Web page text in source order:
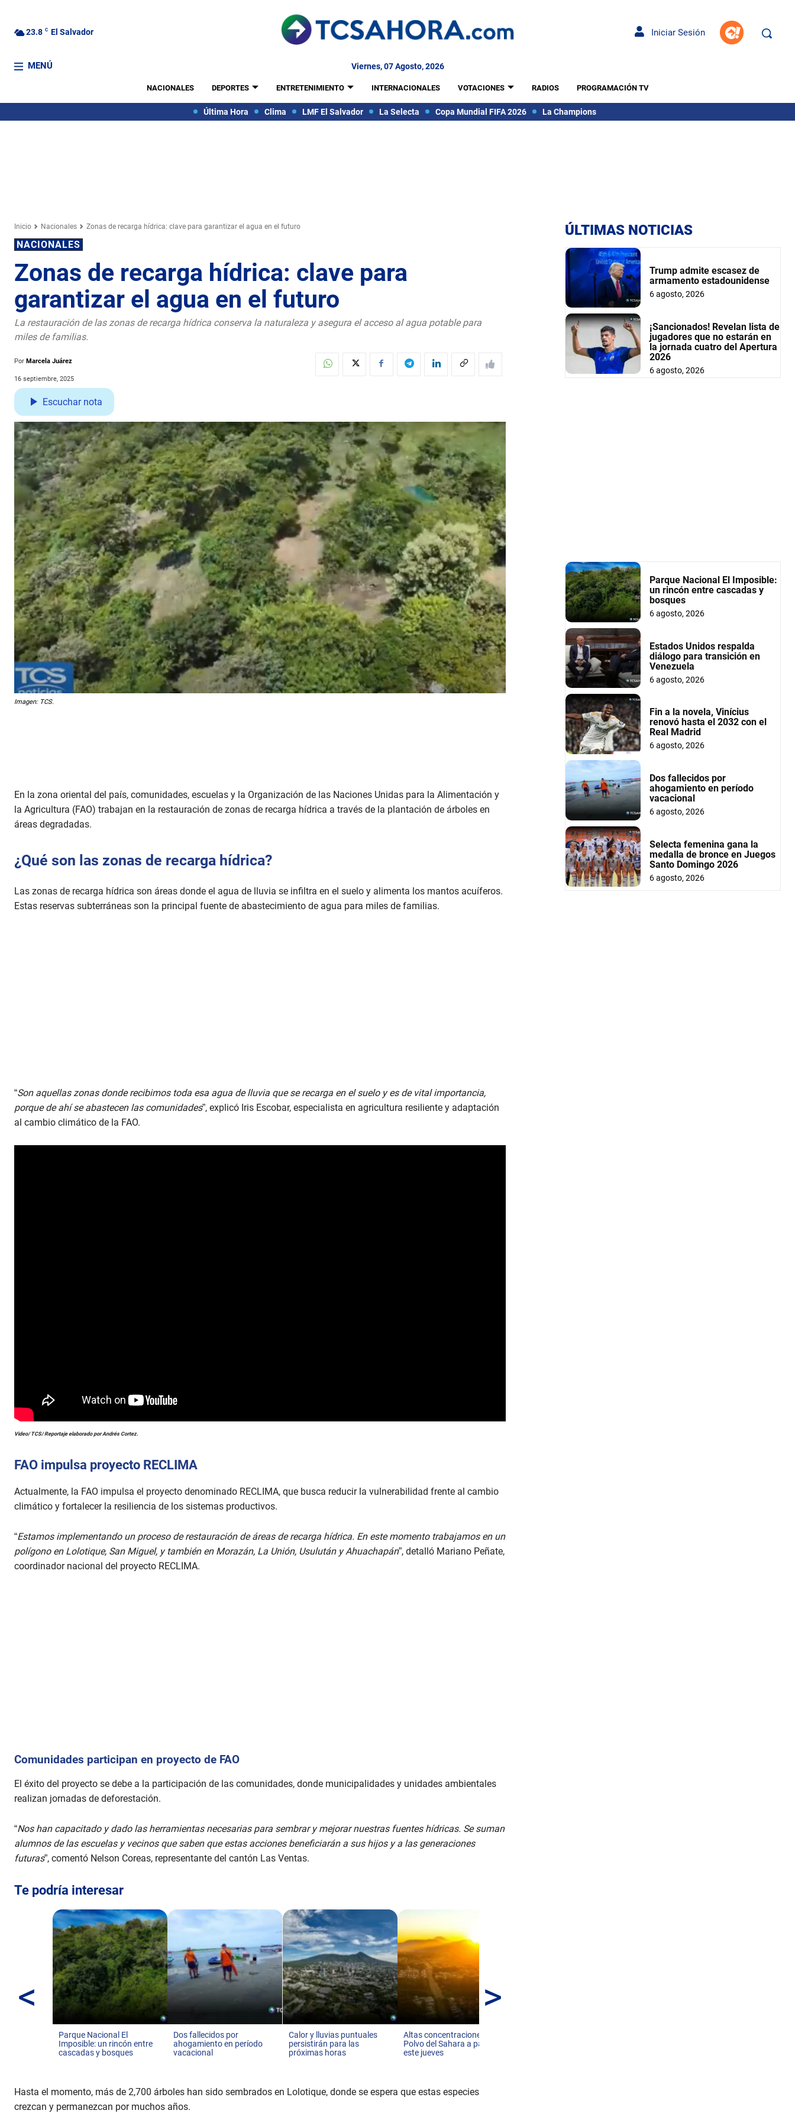
23.8 C El Salvador Iniciar Sesión
MENÚ Viernes, 07 Agosto, 2026
NACIONALES DEPORTES ENTRETENIMIENTO INTERNACIONALES VOTACIONES RADIOS PROGRAMACIÓN TV
Última Hora Clima LMF El Salvador La Selecta Copa Mundial FIFA 2026 La Champions
Inicio Nacionales Zonas de recarga hídrica: clave para garantizar el agua en el futuro
NACIONALES
Zonas de recarga hídrica: clave para
garantizar el agua en el futuro
La restauración de las zonas de recarga hídrica conserva la naturaleza y asegura el acceso al agua potable para
miles de familias.
Por Marcela Juárez
16 septiembre, 2025
Escuchar nota
Imagen: TCS.
En la zona oriental del país, comunidades, escuelas y la Organización de las Naciones Unidas para la Alimentación y
la Agricultura (FAO) trabajan en la restauración de zonas de recarga hídrica a través de la plantación de árboles en
áreas degradadas.
¿Qué son las zonas de recarga hídrica?
Las zonas de recarga hídrica son áreas donde el agua de lluvia se infiltra en el suelo y alimenta los mantos acuíferos.
Estas reservas subterráneas son la principal fuente de abastecimiento de agua para miles de familias.
“Son aquellas zonas donde recibimos toda esa agua de lluvia que se recarga en el suelo y es de vital importancia,
porque de ahí se abastecen las comunidades”, explicó Iris Escobar, especialista en agricultura resiliente y adaptación
al cambio climático de la FAO.
Video/ TCS/ Reportaje elaborado por Andrés Cortez.
FAO impulsa proyecto RECLIMA
Actualmente, la FAO impulsa el proyecto denominado RECLIMA, que busca reducir la vulnerabilidad frente al cambio
climático y fortalecer la resiliencia de los sistemas productivos.
“Estamos implementando un proceso de restauración de áreas de recarga hídrica. En este momento trabajamos en un
polígono en Lolotique, San Miguel, y también en Morazán, La Unión, Usulután y Ahuachapán”, detalló Mariano Peñate,
coordinador nacional del proyecto RECLIMA.
Comunidades participan en proyecto de FAO
El éxito del proyecto se debe a la participación de las comunidades, donde municipalidades y unidades ambientales
realizan jornadas de deforestación.
“Nos han capacitado y dado las herramientas necesarias para sembrar y mejorar nuestras fuentes hídricas. Se suman
alumnos de las escuelas y vecinos que saben que estas acciones beneficiarán a sus hijos y a las generaciones
futuras”, comentó Nelson Coreas, representante del cantón Las Ventas.
Te podría interesar
<
Parque Nacional El
Imposible: un rincón entre
cascadas y bosques
Dos fallecidos por
ahogamiento en período
vacacional
Calor y lluvias puntuales
persistirán para las
próximas horas
Altas concentraciones del
Polvo del Sahara a partir de
este jueves
>
Hasta el momento, más de 2,700 árboles han sido sembrados en Lolotique, donde se espera que estas especies
crezcan y permanezcan por muchos años.
ÚLTIMAS NOTICIAS
Trump admite escasez de
armamento estadounidense
6 agosto, 2026
¡Sancionados! Revelan lista de
jugadores que no estarán en
la jornada cuatro del Apertura
2026
6 agosto, 2026
Parque Nacional El Imposible:
un rincón entre cascadas y
bosques
6 agosto, 2026
Estados Unidos respalda
diálogo para transición en
Venezuela
6 agosto, 2026
Fin a la novela, Vinícius
renovó hasta el 2032 con el
Real Madrid
6 agosto, 2026
Dos fallecidos por
ahogamiento en período
vacacional
6 agosto, 2026
Selecta femenina gana la
medalla de bronce en Juegos
Santo Domingo 2026
6 agosto, 2026